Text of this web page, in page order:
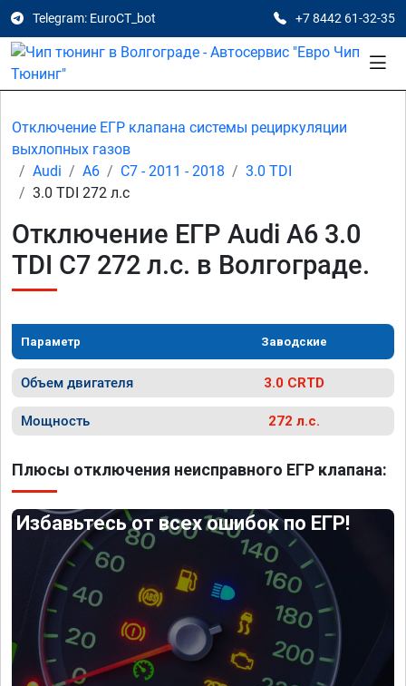
Telegram: EuroCT_bot +7 8442 61-32-35
Отключение ЕГР клапана системы рециркуляции
выхлопных газов
Audi
A6 C7 - 2011 - 2018
3.0 TDI
3.0 TDI 272 л.с
Отключение ЕГР Audi A6 3.0
TDI C7 272 л.с. в Волгограде.
Параметр Заводские
Объем двигателя 3.0 CRTD
Мощность 272 л.с.
Плюсы отключения неисправного ЕГР клапана:
Избавьтесь от всех ошибок по ЕГР!